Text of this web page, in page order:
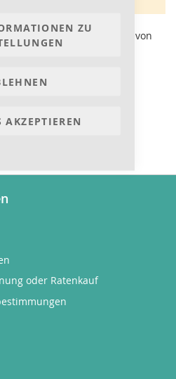
AKZEPTIEREN
ZU
/ Y-Stück mit Klebemuffe von
oder Ratenkauf